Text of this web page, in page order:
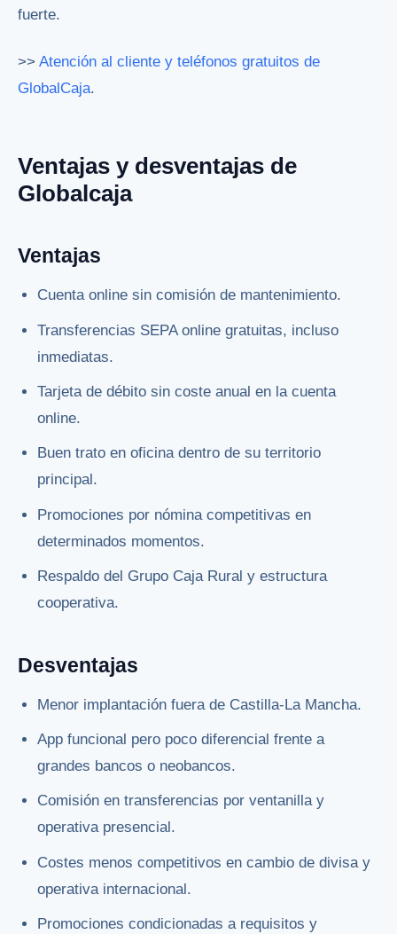
fuerte.
>> Atención al cliente y teléfonos gratuitos de
GlobalCaja.
Ventajas y desventajas de
Globalcaja
Ventajas
Cuenta online sin comisión de mantenimiento.
Transferencias SEPA online gratuitas, incluso
inmediatas.
Tarjeta de débito sin coste anual en la cuenta
online.
Buen trato en oficina dentro de su territorio
principal.
Promociones por nómina competitivas en
determinados momentos.
Respaldo del Grupo Caja Rural y estructura
cooperativa.
Desventajas
Menor implantación fuera de Castilla-La Mancha.
App funcional pero poco diferencial frente a
grandes bancos o neobancos.
Comisión en transferencias por ventanilla y
operativa presencial.
Costes menos competitivos en cambio de divisa y
operativa internacional.
Promociones condicionadas a requisitos y